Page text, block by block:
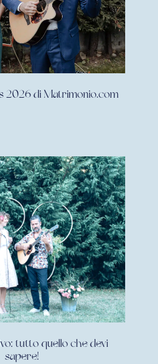
2026 di Matrimonio.com
tutto quello che devi
sapere!